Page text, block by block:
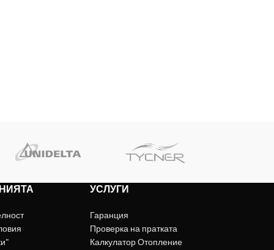
УСЛУГИ
Гаранция
Проверка на пратката
Калкулатор Отопление